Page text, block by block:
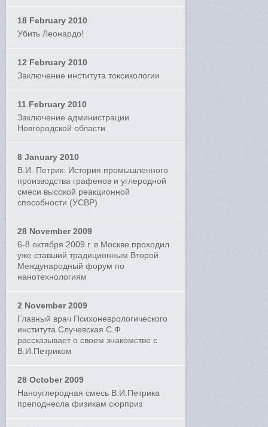
18 February 2010
Убить Леонардо!
12 February 2010
Заключение института токсикологии
11 February 2010
Заключение администрации
Новгородской области
8 January 2010
В.И. Петрик: История промышленного
производства графенов и углеродной
смеси высокой реакционной
способности (УСВР)
28 November 2009
6-8 октября 2009 г. в Москве проходил
уже ставший традиционным Второй
Международный форум по
нанотехнологиям
2 November 2009
Главный врач Психоневрологического
института Случевская С.Ф.
рассказывает о своем знакомстве с
В.И.Петриком
28 October 2009
Наноуглеродная смесь В.И.Петрика
преподнесла физикам сюрприз